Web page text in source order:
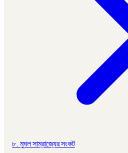
৮. মুঘল সাম্রাজ্যের সংকট